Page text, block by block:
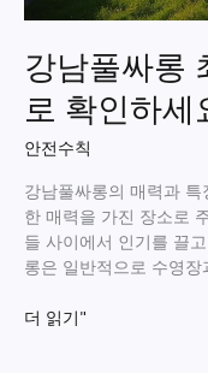
강남풀싸롱
로 확인하세
안전수칙
강남풀싸롱의 매력과
한 매력을 가진 장소로
들 사이에서 인기를 끌
롱은 일반적으로 수영장
강
더 읽기"